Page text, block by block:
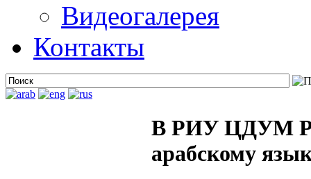
Видеогалерея
Контакты
В РИУ ЦДУМ
арабскому